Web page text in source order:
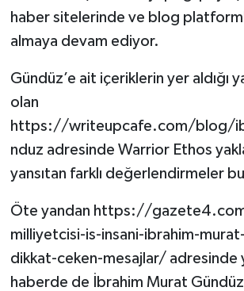
haber sitelerinde ve blog
almaya devam ediyor.
Gündüz’e ait içeriklerin yer aldığı
olan
https://writeupcafe.com/blog/
nduz adresinde Warrior Ethos
yansıtan farklı değerlendirmeler
Öte yandan https://
milliyetcisi-is-insani-ibrahim-
dikkat-ceken-mesajlar/ adresinde
haberde de İbrahim Murat